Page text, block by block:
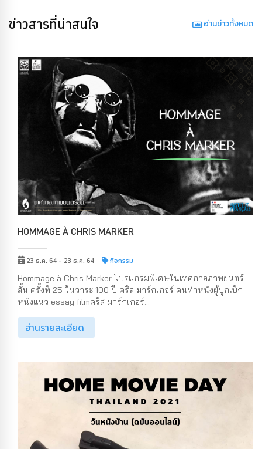
ข่าวสารที่น่าสนใจ อ่านข่าวทั้งหมด
HOMMAGE À CHRIS MARKER
23 ธ.ค. 64 - 23 ธ.ค. 64 กิจกรรม
Hommage à Chris Marker โปรแกรมพิเศษในเทศกาลภาพยนตร์
สั้น ครั้งที่ 25 ในวาระ 100 ปี คริส มาร์กเกอร์ คนทำหนังผู้บุกเบิก
หนังแนว essay filmคริส มาร์กเกอร์...
อ่านรายละเอียด